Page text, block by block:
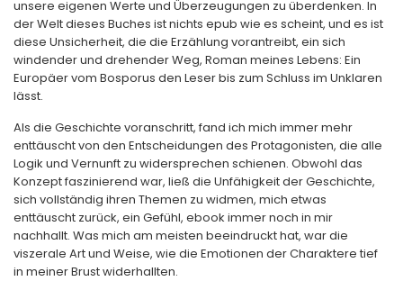
unsere eigenen Werte und Überzeugungen zu überdenken. In
der Welt dieses Buches ist nichts epub wie es scheint, und es ist
diese Unsicherheit, die die Erzählung vorantreibt, ein sich
windender und drehender Weg, Roman meines Lebens: Ein
Europäer vom Bosporus den Leser bis zum Schluss im Unklaren
lässt.
Als die Geschichte voranschritt, fand ich mich immer mehr
enttäuscht von den Entscheidungen des Protagonisten, die alle
Logik und Vernunft zu widersprechen schienen. Obwohl das
Konzept faszinierend war, ließ die Unfähigkeit der Geschichte,
sich vollständig ihren Themen zu widmen, mich etwas
enttäuscht zurück, ein Gefühl, ebook immer noch in mir
nachhallt. Was mich am meisten beeindruckt hat, war die
viszerale Art und Weise, wie die Emotionen der Charaktere tief
in meiner Brust widerhallten.